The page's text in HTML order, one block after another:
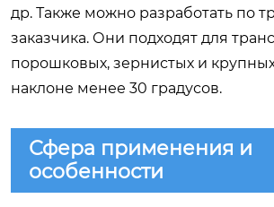
др. Также можно разработать по
заказчика. Они подходят для
порошковых, зернистых и
наклоне менее 30 градусов.
Сфера применения и
особенности